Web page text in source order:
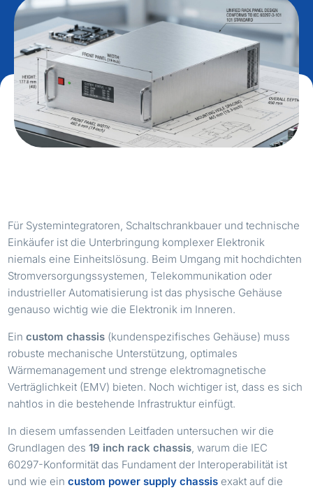
Für Systemintegratoren, Schaltschrankbauer und technische
Einkäufer ist die Unterbringung komplexer Elektronik
niemals eine Einheitslösung. Beim Umgang mit hochdichten
Stromversorgungssystemen, Telekommunikation oder
industrieller Automatisierung ist das physische Gehäuse
genauso wichtig wie die Elektronik im Inneren.
Eincustom chassis (kundenspezifisches Gehäuse) muss
robuste mechanische Unterstützung, optimales
Wärmemanagement und strenge elektromagnetische
Verträglichkeit (EMV) bieten. Noch wichtiger ist, dass es sich
nahtlos in die bestehende Infrastruktur einfügt.
In diesem umfassenden Leitfaden untersuchen wir die
Grundlagen des19 inch rack chassis , warum die IEC
60297-Konformität das Fundament der Interoperabilität ist
und wie eincustom power supply chassis exakt auf die